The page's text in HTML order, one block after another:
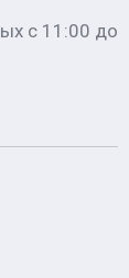
с 11:00 до